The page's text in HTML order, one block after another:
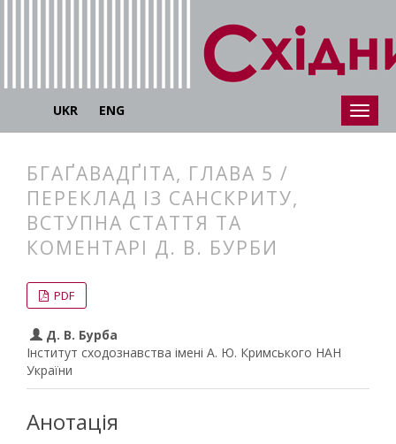
UKR ENG
БГАҐАВАДҐІТА, ГЛАВА 5 /
ПЕРЕКЛАД ІЗ САНСКРИТУ,
ВСТУПНА СТАТТЯ ТА
КОМЕНТАРІ Д. В. БУРБИ
PDF
Д. В. Бурба
Інститут сходознавства імені А. Ю. Кримського НАН
України
Анотація